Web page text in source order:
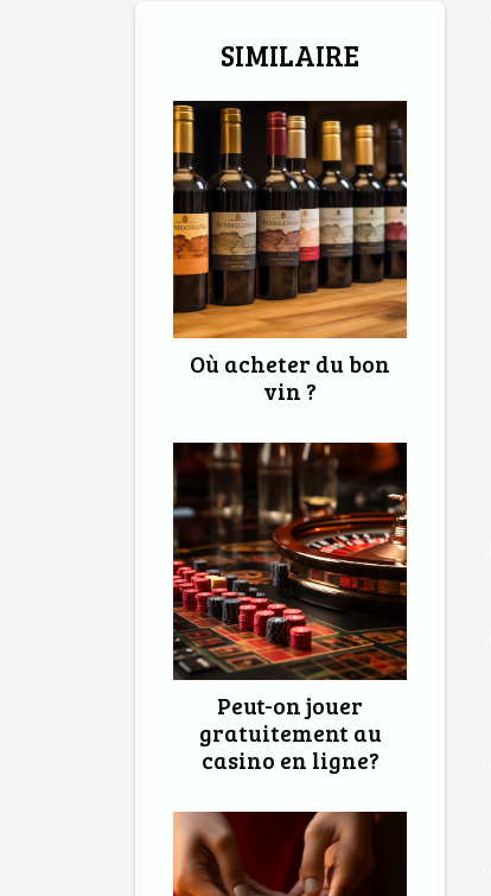
SIMILAIRE
Où acheter du bon
vin ?
Peut-on jouer
gratuitement au
casino en ligne?